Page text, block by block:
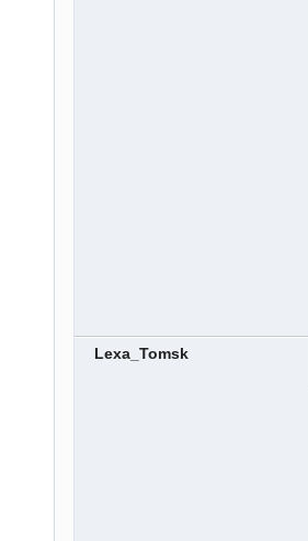
Lexa_Tomsk